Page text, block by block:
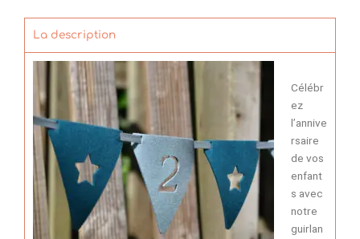
La description
Célébr
ez
l’annive
rsaire
de vos
enfant
s avec
notre
guirlan